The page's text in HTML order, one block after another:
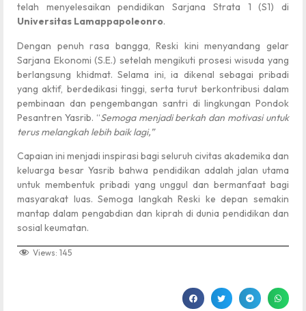
telah menyelesaikan pendidikan Sarjana Strata 1 (S1) di
Universitas Lamappapoleonro.
Dengan penuh rasa bangga, Reski kini menyandang gelar
Sarjana Ekonomi (S.E.) setelah mengikuti prosesi wisuda yang
berlangsung khidmat. Selama ini, ia dikenal sebagai pribadi
yang aktif, berdedikasi tinggi, serta turut berkontribusi dalam
pembinaan dan pengembangan santri di lingkungan Pondok
Pesantren Yasrib. “Semoga menjadi berkah dan motivasi untuk
terus melangkah lebih baik lagi,”
Capaian ini menjadi inspirasi bagi seluruh civitas akademika dan
keluarga besar Yasrib bahwa pendidikan adalah jalan utama
untuk membentuk pribadi yang unggul dan bermanfaat bagi
masyarakat luas. Semoga langkah Reski ke depan semakin
mantap dalam pengabdian dan kiprah di dunia pendidikan dan
sosial keumatan.
Views: 145